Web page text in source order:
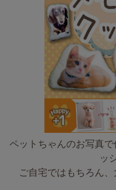
ペットちゃんのお写真
ッ
ご自宅ではもちろん、